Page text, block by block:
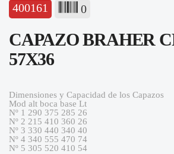
400161 0
CAPAZO BRAHER
57X36
Dimensiones y Capacidad de los Capazos
Mod alt boca base Lt
Nº 1 290 375 285 26
Nº 2 215 410 360 26
Nº 3 330 440 340 40
Nº 4 340 555 470 74
Nº 5 305 520 410 54